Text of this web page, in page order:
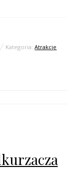
Kategoria:Atrakcje